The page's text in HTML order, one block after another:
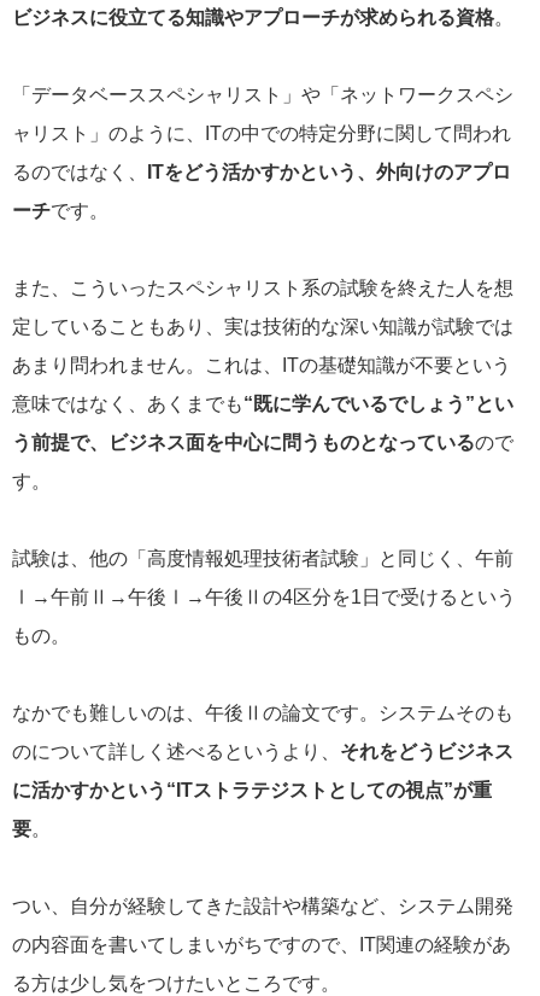
ビジネスに役立てる知識やアプローチが求められる資格。
「データベーススペシャリスト」や「ネットワークスペシ
ャリスト」のように、ITの中での特定分野に関して問われ
るのではなく、
ITをどう活かすかという、外向けのアプロ
ーチです。
また、こういったスペシャリスト系の試験を終えた人を想
定していることもあり、実は技術的な深い知識が試験では
あまり問われません。これは、ITの基礎知識が不要という
意味ではなく、あくまでも“既に学んでいるでしょう”とい
う前提で、ビジネス面を中心に問うものとなっているので
す。
試験は、他の「高度情報処理技術者試験」と同じく、午前
Ⅰ→午前Ⅱ→午後Ⅰ→午後Ⅱの4区分を1日で受けるという
もの。
なかでも難しいのは、午後Ⅱの論文です。システムそのも
のについて詳しく述べるというより、 それをどうビジネス
に活かすかという“ITストラテジストとしての視点”が重
要。
つい、自分が経験してきた設計や構築など、システム開発
の内容面を書いてしまいがちですので、IT関連の経験があ
る方は少し気をつけたいところです。